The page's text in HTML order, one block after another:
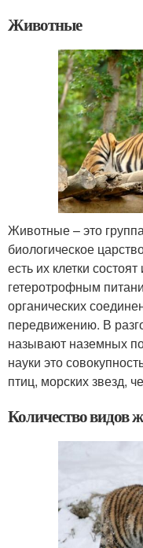
Животные
Животные – это
биологическое
есть их клетки
гетеротрофным
органических
передвижению. В
называют наземных
науки это
птиц, морских звезд,
Количество видов